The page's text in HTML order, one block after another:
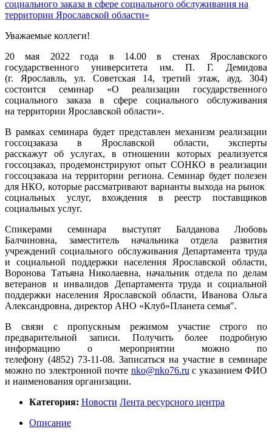
Уважаемые коллеги!
20 мая 2022 года в 14.00 в стенах Ярославского
государственного университета им. П. Г. Демидова
(г. Ярославль, ул. Советская 14, третий этаж, ауд. 304)
состоится семинар «О реализации государственного
социального заказа в сфере социального обслуживания
на территории Ярославской области».
В рамках семинара будет представлен механизм реализации
госсоцзаказа в Ярославской области, эксперты
расскажут об услугах, в отношении которых реализуется
госсоцзаказ, продемонстрируют опыт СОНКО в реализации
госсоцзаказа на территории региона. Семинар будет полезен
для НКО, которые рассматривают варианты выхода на рынок
социальных услуг, вхождения в реестр поставщиков
социальных услуг.
Спикерами семинара выступят Балданова Любовь
Балчиновна, заместитель начальника отдела развития
учреждений социального обслуживания Департамента труда
и социальной поддержки населения Ярославской области,
Воронова Татьяна Николаевна, начальник отдела по делам
ветеранов и инвалидов Департамента труда и социальной
поддержки населения Ярославской области, Иванова Ольга
Александровна, директор АНО «Клуб»Планета семья".
В связи с пропускным режимом участие строго по
предварительной записи. Получить более подробную
информацию о мероприятии можно по
телефону (4852) 73-11-08. Записаться на участие в семинаре
можно по электронной почте nko@nko76.ru с указанием ФИО
и наименования организации.
Категория: Новости Лента ресурсного центра
Описание